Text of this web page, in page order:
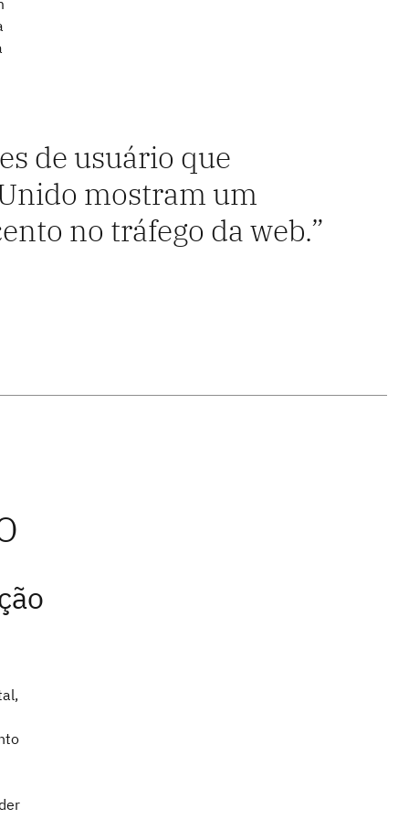
de usuário que
mostram um
no tráfego da web.